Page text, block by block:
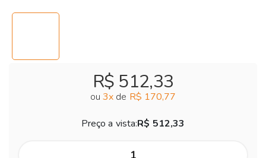
R$ 512,33
ou 3x de R$ 170,77
Preço a vista:R$ 512,33